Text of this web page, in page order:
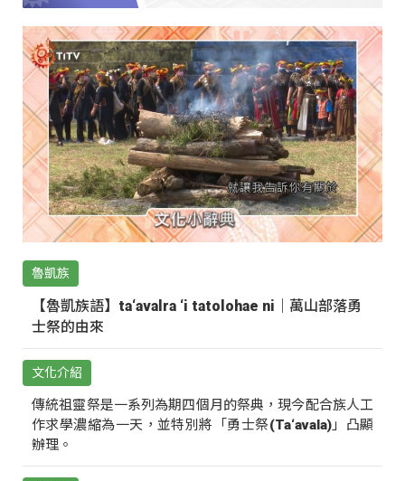
魯凱族
【魯凱族語】ta‘avalra ‘i tatolohae ni｜萬山部落勇
士祭的由來
文化介紹
傳統祖靈祭是一系列為期四個月的祭典，現今配合族人工
作求學濃縮為一天，並特別將「勇士祭(Ta‘avala)」凸顯
辦理。